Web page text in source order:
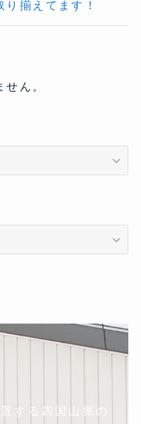
揃えてます！
ん。
する四国山脈の